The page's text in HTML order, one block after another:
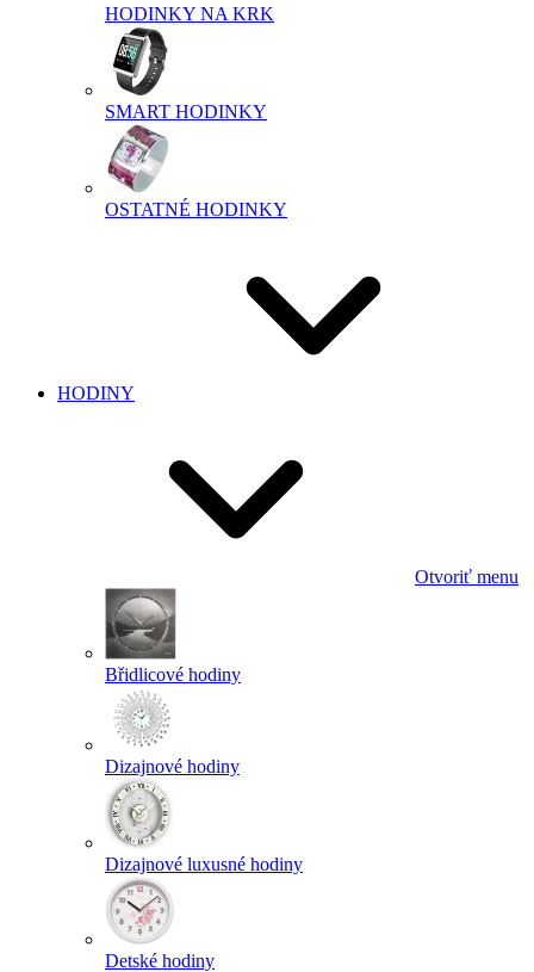
HODINKY NA KRK
SMART HODINKY
OSTATNÉ HODINKY
HODINY
Otvoriť menu
Břidlicové hodiny
Dizajnové hodiny
Dizajnové luxusné hodiny
Detské hodiny